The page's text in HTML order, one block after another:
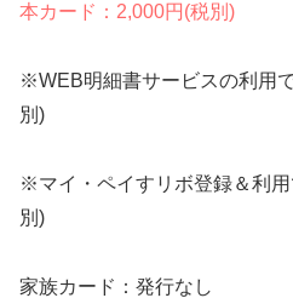
本カード：2,000円(税別)
※WEB明細書サービスの利用
別)
※マイ・ペイすリボ登録＆利
別)
家族カード：発行なし